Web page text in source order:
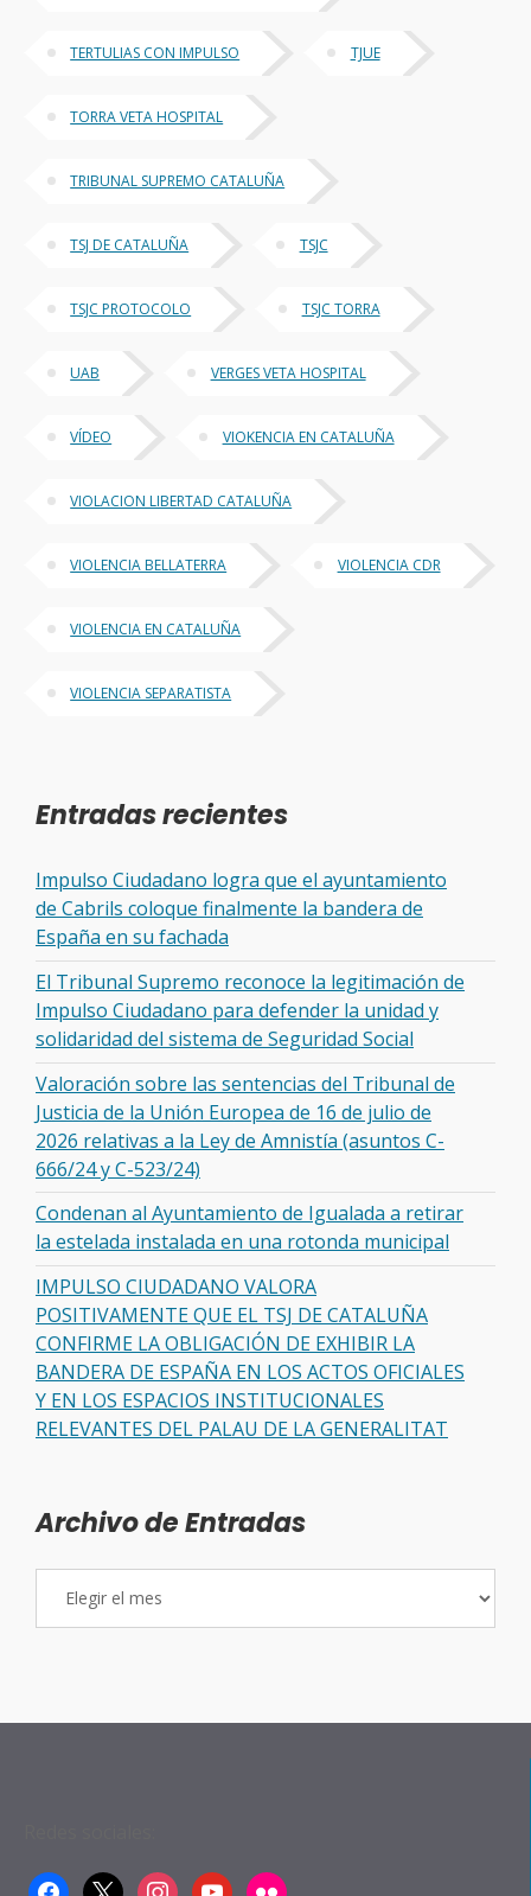
TERTULIAS CON IMPULSO TJUE
TORRA VETA HOSPITAL
TRIBUNAL SUPREMO CATALUÑA
TSJ DE CATALUÑA TSJC
TSJC PROTOCOLO TSJC TORRA
UAB VERGES VETA HOSPITAL
VÍDEO VIOKENCIA EN CATALUÑA
VIOLACION LIBERTAD CATALUÑA
VIOLENCIA BELLATERRA VIOLENCIA CDR
VIOLENCIA EN CATALUÑA
VIOLENCIA SEPARATISTA
Entradas recientes
Impulso Ciudadano logra que el ayuntamiento
de Cabrils coloque finalmente la bandera de
España en su fachada
El Tribunal Supremo reconoce la legitimación de
Impulso Ciudadano para defender la unidad y
solidaridad del sistema de Seguridad Social
Valoración sobre las sentencias del Tribunal de
Justicia de la Unión Europea de 16 de julio de
2026 relativas a la Ley de Amnistía (asuntos C-
666/24 y C-523/24)
Condenan al Ayuntamiento de Igualada a retirar
la estelada instalada en una rotonda municipal
IMPULSO CIUDADANO VALORA
POSITIVAMENTE QUE EL TSJ DE CATALUÑA
CONFIRME LA OBLIGACIÓN DE EXHIBIR LA
BANDERA DE ESPAÑA EN LOS ACTOS OFICIALES
Y EN LOS ESPACIOS INSTITUCIONALES
RELEVANTES DEL PALAU DE LA GENERALITAT
Archivo de Entradas
facebook
x instagramyoutubeflickr